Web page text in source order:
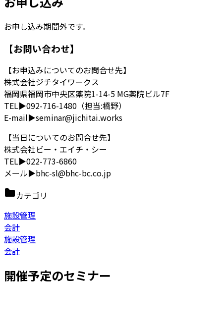
お申し込み期間外です。
【お問い合わせ】
【お申込みについてのお問合せ先】
株式会社ジチタイワークス
福岡県福岡市中央区薬院1-14-5 MG薬院ビル7F
TEL▶092-716-1480（担当:橋野）
E-mail▶seminar@jichitai.works
【当日についてのお問合せ先】
株式会社ビー・エイチ・シー
TEL▶022-773-6860
メール▶bhc-sl@bhc-bc.co.jp
カテゴリ
施設管理
会計
施設管理
会計
開催予定のセミナー